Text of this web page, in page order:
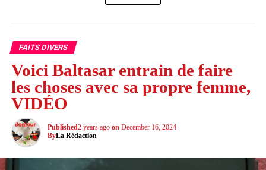
FAITS DIVERS
Voici Baltasar entrain de faire
les choses avec sa propre femme,
VIDÉO
Published2 years ago on December 16, 2024
ByLa Rédaction